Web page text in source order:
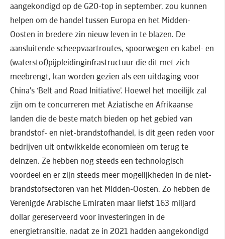
aangekondigd op de G20-top in september, zou kunnen
helpen om de handel tussen Europa en het Midden-
Oosten in bredere zin nieuw leven in te blazen. De
aansluitende scheepvaartroutes, spoorwegen en kabel- en
(waterstof)pijpleidinginfrastructuur die dit met zich
meebrengt, kan worden gezien als een uitdaging voor
China's ‘Belt and Road Initiative’. Hoewel het moeilijk zal
zijn om te concurreren met Aziatische en Afrikaanse
landen die de beste match bieden op het gebied van
brandstof- en niet-brandstofhandel, is dit geen reden voor
bedrijven uit ontwikkelde economieën om terug te
deinzen. Ze hebben nog steeds een technologisch
voordeel en er zijn steeds meer mogelijkheden in de niet-
brandstofsectoren van het Midden-Oosten. Zo hebben de
Verenigde Arabische Emiraten maar liefst 163 miljard
dollar gereserveerd voor investeringen in de
energietransitie, nadat ze in 2021 hadden aangekondigd